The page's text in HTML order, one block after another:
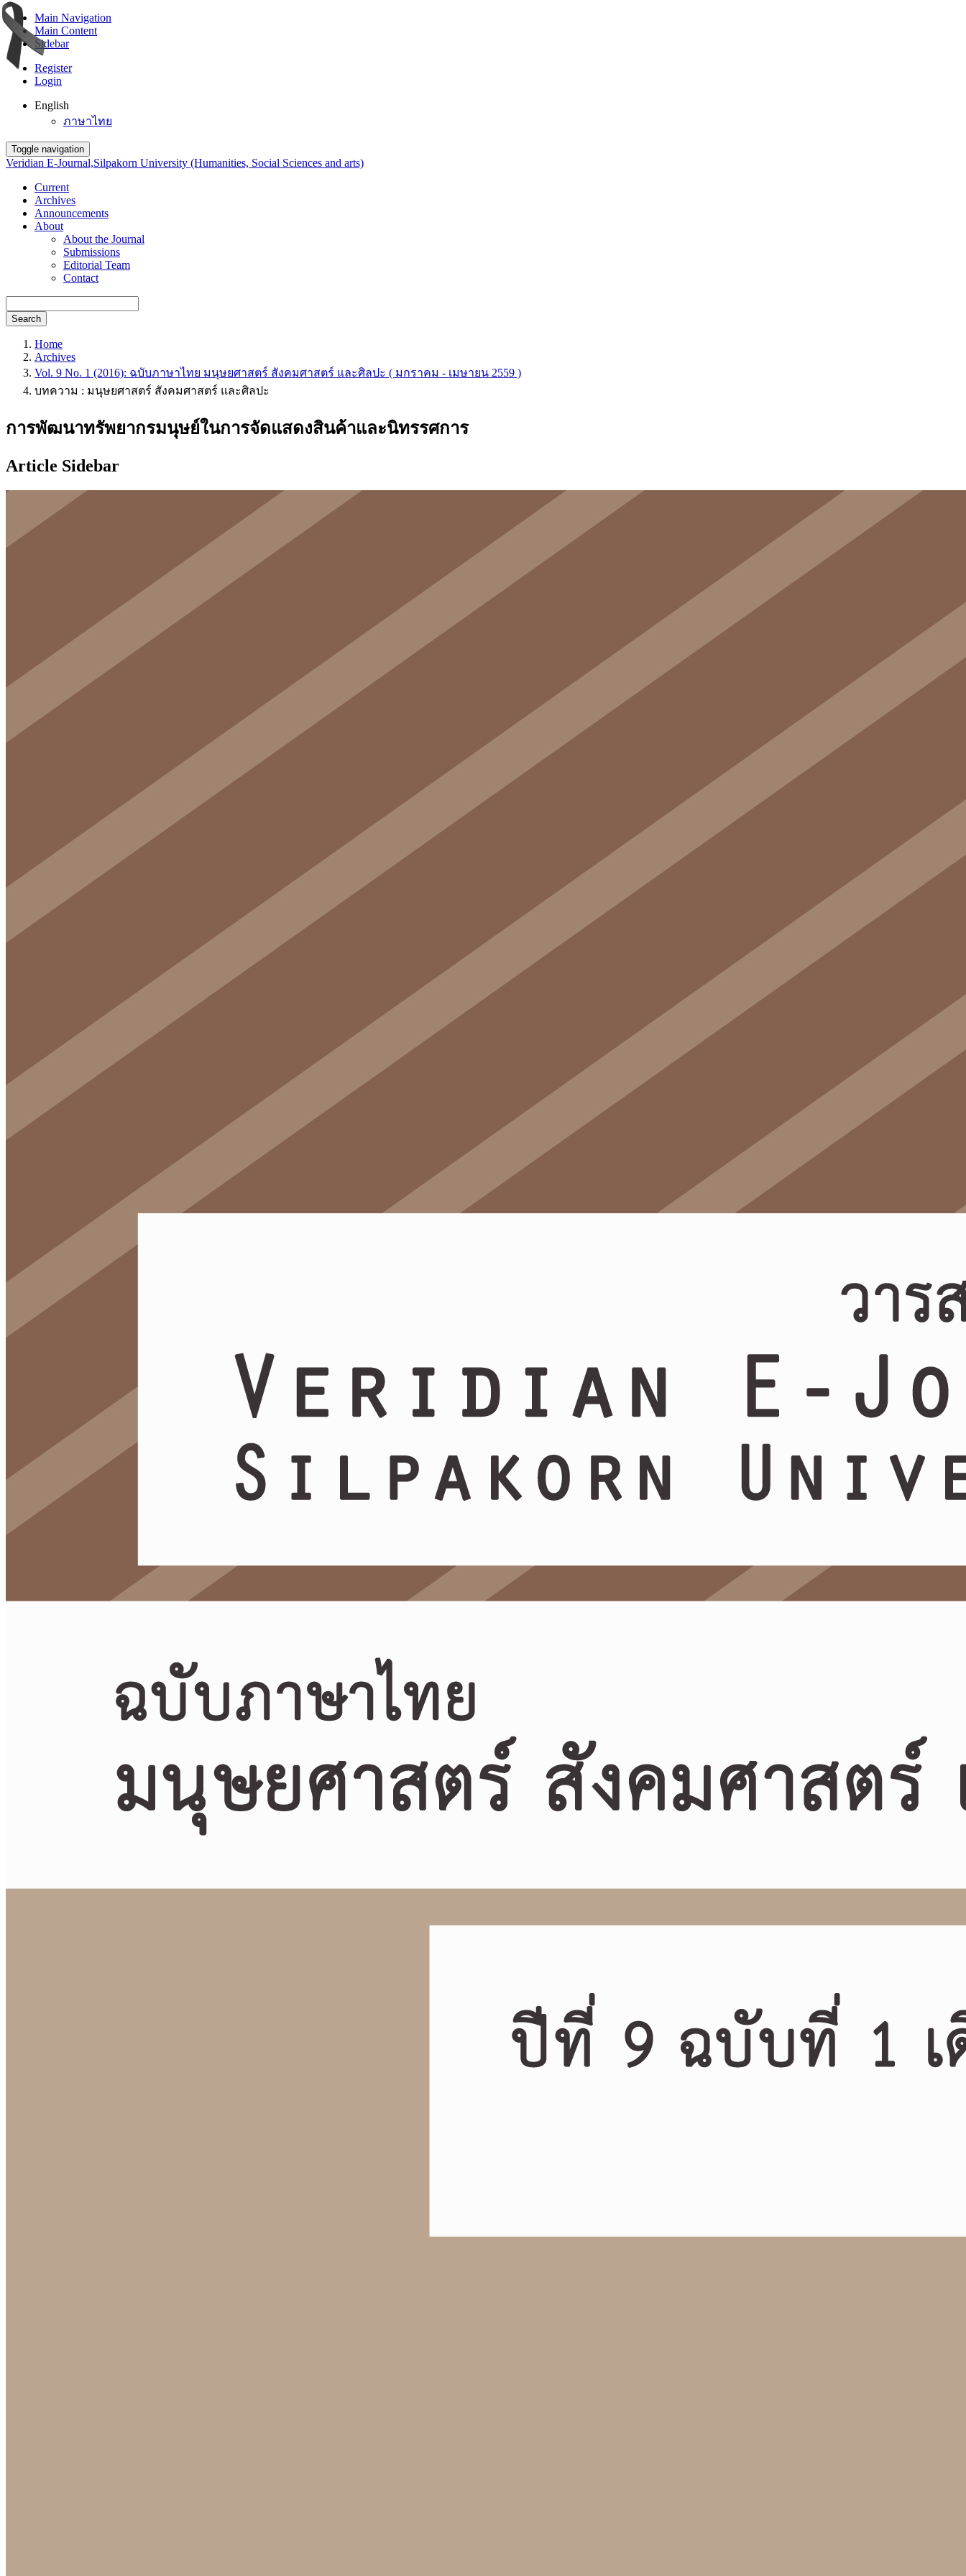
Main Navigation
Main Content
Sidebar
Register
Login
English
ภาษาไทย
Toggle navigation
Veridian E-Journal,Silpakorn University (Humanities, Social Sciences and arts)
Current
Archives
Announcements
About
About the Journal
Submissions
Editorial Team
Contact
Search
Home
Archives
Vol. 9 No. 1 (2016): ฉบับภาษาไทย มนุษยศาสตร์ สังคมศาสตร์ และศิลปะ ( มกราคม - เมษายน 2559 )
บทความ : มนุษยศาสตร์ สังคมศาสตร์ และศิลปะ
การพัฒนาทรัพยากรมนุษย์ในการจัดแสดงสินค้าและนิทรรศการ
Article Sidebar